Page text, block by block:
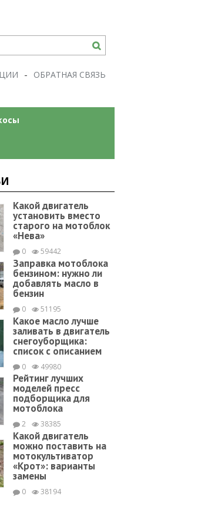
ОБРАТНАЯ СВЯЗЬ
Какой двигатель
установить вместо
старого на мотоблок
«Нева»
0 59442
Заправка мотоблока
бензином: нужно ли
добавлять масло в
бензин
0 51195
Какое масло лучше
заливать в двигатель
снегоуборщика:
список с описанием
0 49980
Рейтинг лучших
моделей пресс
подборщика для
мотоблока
2 38385
Какой двигатель
можно поставить на
мотокультиватор
«Крот»: варианты
замены
0 38194